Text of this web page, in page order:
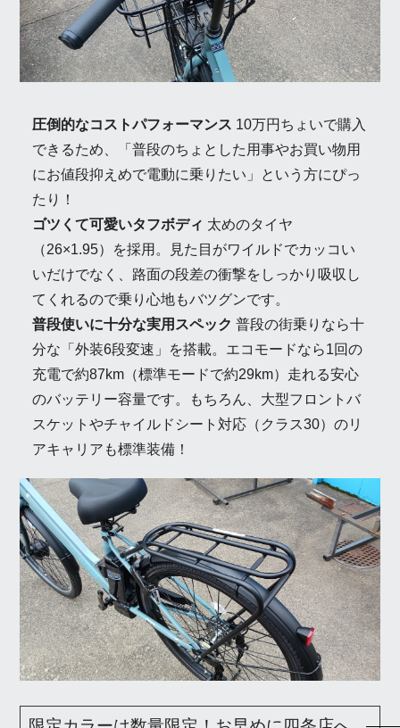
圧倒的なコストパフォーマンス 10万円ちょいで購入
できるため、「普段のちょとした用事やお買い物用
にお値段抑えめで電動に乗りたい」という方にぴっ
たり！
ゴツくて可愛いタフボディ 太めのタイヤ
（26×1.95）を採用。見た目がワイルドでカッコい
いだけでなく、路面の段差の衝撃をしっかり吸収し
てくれるので乗り心地もバツグンです。
普段使いに十分な実用スペック 普段の街乗りなら十
分な「外装6段変速」を搭載。エコモードなら1回の
充電で約87km（標準モードで約29km）走れる安心
のバッテリー容量です。もちろん、大型フロントバ
スケットやチャイルドシート対応（クラス30）のリ
アキャリアも標準装備！